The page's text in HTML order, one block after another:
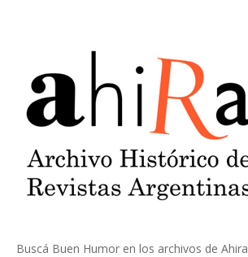
Buscá Buen Humor en los archivos de Ahira